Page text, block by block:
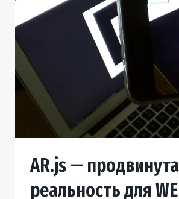
AR.js —
реальность для